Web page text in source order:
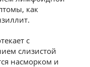
как
с
слизистой
насморком и